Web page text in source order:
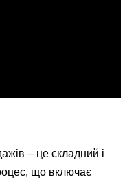
– це складний і
що включає